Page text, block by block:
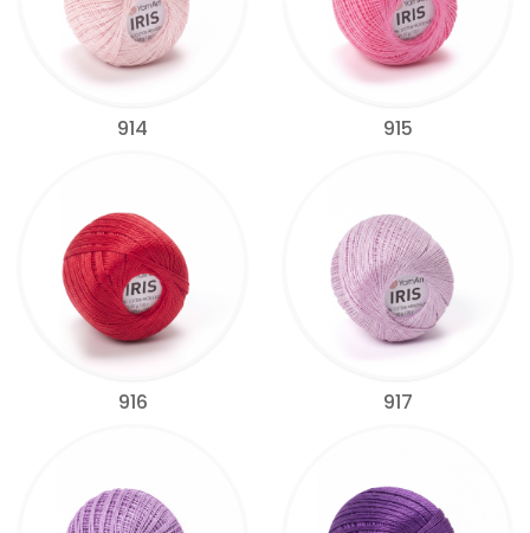
914 915
916 917